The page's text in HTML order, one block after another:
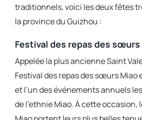
traditionnels, voici les deux fêtes
la province du Guizhou :
Festival des repas des sœurs
Appelée la plus ancienne Saint
Festival des repas des sœurs Miao
et l’un des événements annuels
de l’ethnie Miao. À cette occasion,